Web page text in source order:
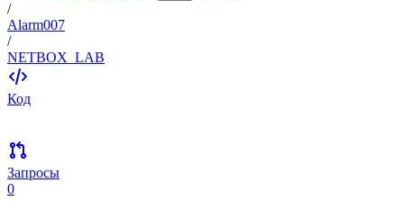
/
Alarm007
/
NETBOX_LAB
Код
Запросы
0